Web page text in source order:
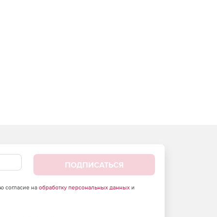
ПОДПИСАТЬСЯ
согласие на обработку персональных данныхи